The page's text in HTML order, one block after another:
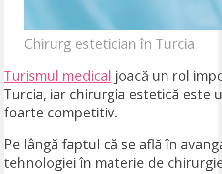
Chirurg estetician în Turcia
Turismul medical joacă un rol
Turcia, iar chirurgia estetică este
foarte competitiv.
Pe lângă faptul că se află în
tehnologiei în materie de